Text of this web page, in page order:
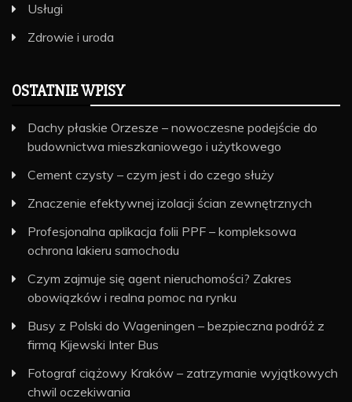
Usługi
Zdrowie i uroda
OSTATNIE WPISY
Dachy płaskie Orzesze – nowoczesne podejście do
budownictwa mieszkaniowego i użytkowego
Cement czysty – czym jest i do czego służy
Znaczenie efektywnej izolacji ścian zewnętrznych
Profesjonalna aplikacja folii PPF – kompleksowa
ochrona lakieru samochodu
Czym zajmuje się agent nieruchomości? Zakres
obowiązków i realna pomoc na rynku
Busy z Polski do Wageningen – bezpieczna podróż z
firmą Kijewski Inter Bus
Fotograf ciążowy Kraków – zatrzymanie wyjątkowych
chwil oczekiwania